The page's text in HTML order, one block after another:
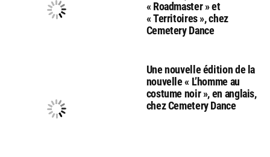
« Roadmaster » et
« Territoires », chez
Cemetery Dance
Une nouvelle édition de la
nouvelle « L’homme au
costume noir », en anglais,
chez Cemetery Dance